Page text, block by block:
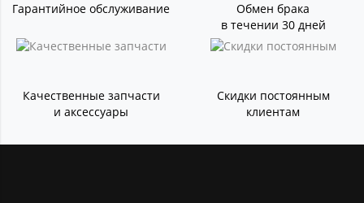
Гарантийное обслуживание
Обмен брака
в течении 30 дней
Качественные запчасти
и аксессуары
Скидки постоянным
клиентам